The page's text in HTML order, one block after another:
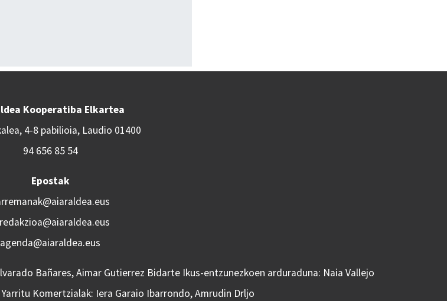
Kooperatiba Elkartea
4-8 pabilioia, Laudio 01400
94 656 85 54
Epostak
agenda@aiaraldea.eus
Bañares, Aimar Gutierrez Bidarte Ikus-entzunezkoen arduraduna: Naia Vallejo
Komertzialak: Iera Garaio Ibarrondo, Amrudin Drljo